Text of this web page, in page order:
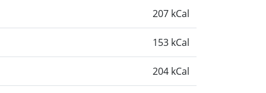
207 kCal
153 kCal
204 kCal